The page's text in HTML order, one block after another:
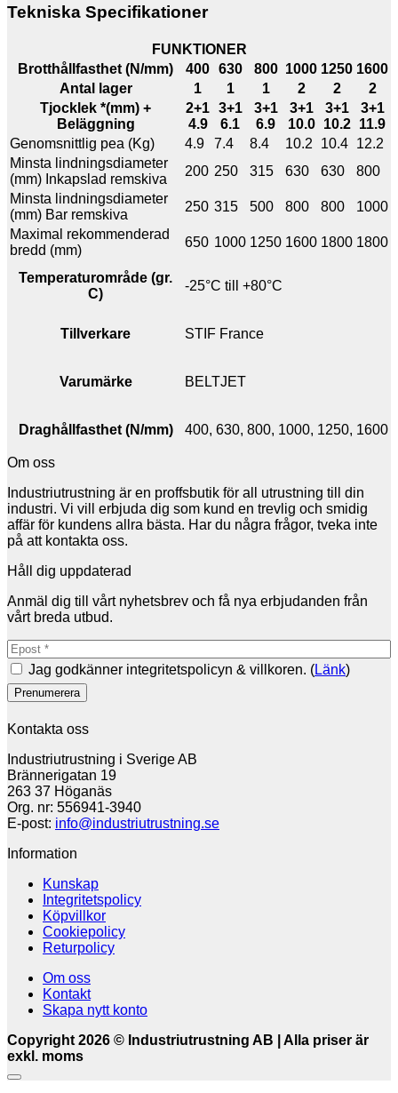
Tekniska Specifikationer
FUNKTIONER
Brotthållfasthet (N/mm)
400 630 800 1000 1250 1600
Antal lager
1 1 1 2 2
2
Tjocklek *(mm) +
Beläggning
2+1
4.9
3+1
6.1
3+1
6.9
3+1
10.0
3+1
10.2
3+1
11.9
Genomsnittlig pea (Kg)
4.9 7.4 8.4 10.2 10.4 12.2
Minsta lindningsdiameter
(mm) Inkapslad remskiva
200 250 315 630 630
800
Minsta lindningsdiameter
(mm) Bar remskiva
250 315 500 800 800
1000
Maximal rekommenderad
bredd (mm)
650 1000 1250 1600 1800 1800
Temperaturområde (gr.
C)
-25°C till +80°C
Tillverkare STIF France
Varumärke BELTJET
Draghållfasthet (N/mm) 400, 630, 800, 1000, 1250, 1600
Om oss
Industriutrustning är en proffsbutik för all utrustning till din
industri. Vi vill erbjuda dig som kund en trevlig och smidig
affär för kundens allra bästa. Har du några frågor, tveka inte
på att kontakta oss.
Håll dig uppdaterad
Anmäl dig till vårt nyhetsbrev och få nya erbjudanden från
vårt breda utbud.
Jag godkänner integritetspolicyn & villkoren. (Länk)
Kontakta oss
Industriutrustning i Sverige AB
Brännerigatan 19
263 37 Höganäs
Org. nr: 556941-3940
E-post: info@industriutrustning.se
Information
Kunskap
Integritetspolicy
Köpvillkor
Cookiepolicy
Returpolicy
Om oss
Kontakt
Skapa nytt konto
Copyright 2026 © Industriutrustning AB | Alla priser är
exkl. moms